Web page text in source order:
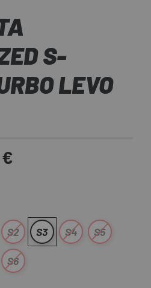
S-
LEVO
S2 S3 S4 S5
S6